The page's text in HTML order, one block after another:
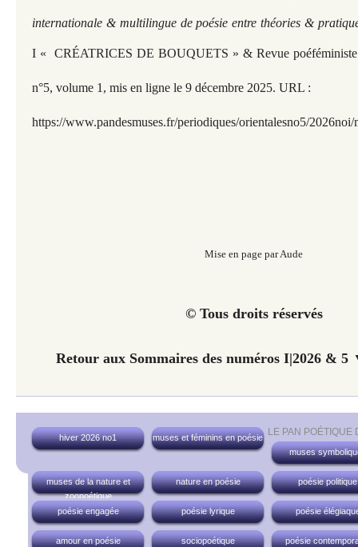
internationale & multilingue de poésie entre théories &
I « CRÉATRICES DE BOUQUETS » & Revue poéféministe
n°5, volume 1, mis en ligne le 9 décembre 2025. URL :
https://www.pandesmuses.fr/periodiques/orientalesno5/
Mise en page par Aude
© Tous droits réservés
Retour aux Sommaires des numéros I|2026 &
LE PAN POÉTIQUE
hiver 2026 no1
muses et féminins en poésie
muses
muses de la nature et
zoopoétique
nature en poésie poésie politique
poésie engagée poésie lyrique poésie
amour en poésie sociopoétique poésie